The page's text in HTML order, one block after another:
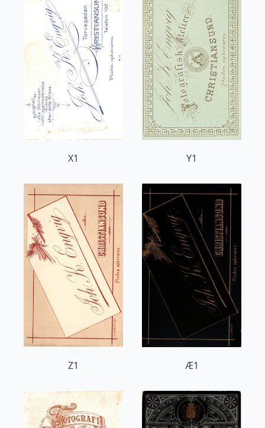
X1 Y1
Z1 Æ1